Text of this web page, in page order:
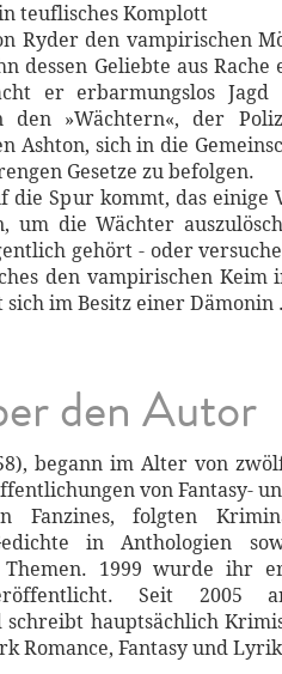
teuflisches Komplott
Ryder den vampirischen
dessen Geliebte aus Rache
er erbarmungslos Jagd
den »Wächtern«, der
Ashton, sich in die
Gesetze zu befolgen.
die Spur kommt, das einige
um die Wächter
gehört - oder
den vampirischen Keim
im Besitz einer Dämonin
den Autor
begann im Alter von
von Fantasy-
Fanzines, folgten
in Anthologien
1999 wurde ihr
Seit 2005
hauptsächlich
Romance, Fantasy und